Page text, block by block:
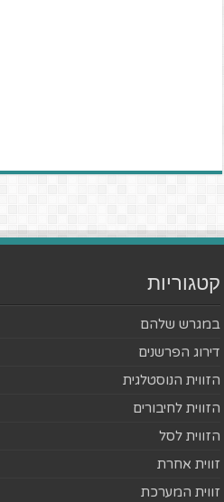
קטגוריות
במגרש שלהם
דירוג הפרשנים
הזווית הנוסטלגית
הזווית לחיבורים
הזווית לסל
זווית אחרת
זווית המערכת